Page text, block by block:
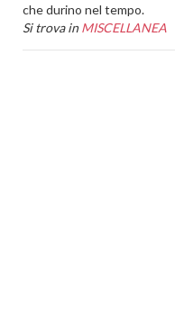
che durino nel tempo.
Si trova in MISCELLANEA